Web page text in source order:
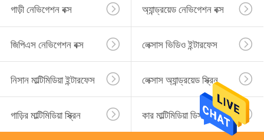
গাড়ী নেভিগেশন বক্স অ্যান্ড্রয়েড নেভিগেশন বক্স
জিপিএস নেভিগেশন বক্স লেক্সাস ভিডিও ইন্টারফেস
নিসান মাল্টিমিডিয়া ইন্টারফেস লেক্সাস অ্যান্ড্রয়েড স্ক্রিন
গাড়ির মাল্টিমিডিয়া স্ক্রিন কার মাল্টিমিডিয়া ডিসপ্লে